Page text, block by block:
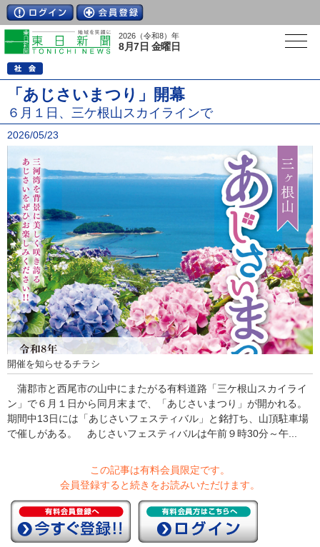
2026（令和8）年
8月7日 金曜日
「あじさいまつり」開幕
６月１日、三ケ根山スカイラインで
2026/05/23
開催を知らせるチラシ
蒲郡市と西尾市の山中にまたがる有料道路「三ケ根山スカイライ
ン」で６月１日から同月末まで、「あじさいまつり」が開かれる。
期間中13日には「あじさいフェスティバル」と銘打ち、山頂駐車場
で催しがある。 あじさいフェスティバルは午前９時30分～午...
この記事は有料会員限定です。
会員登録すると続きをお読みいただけます。